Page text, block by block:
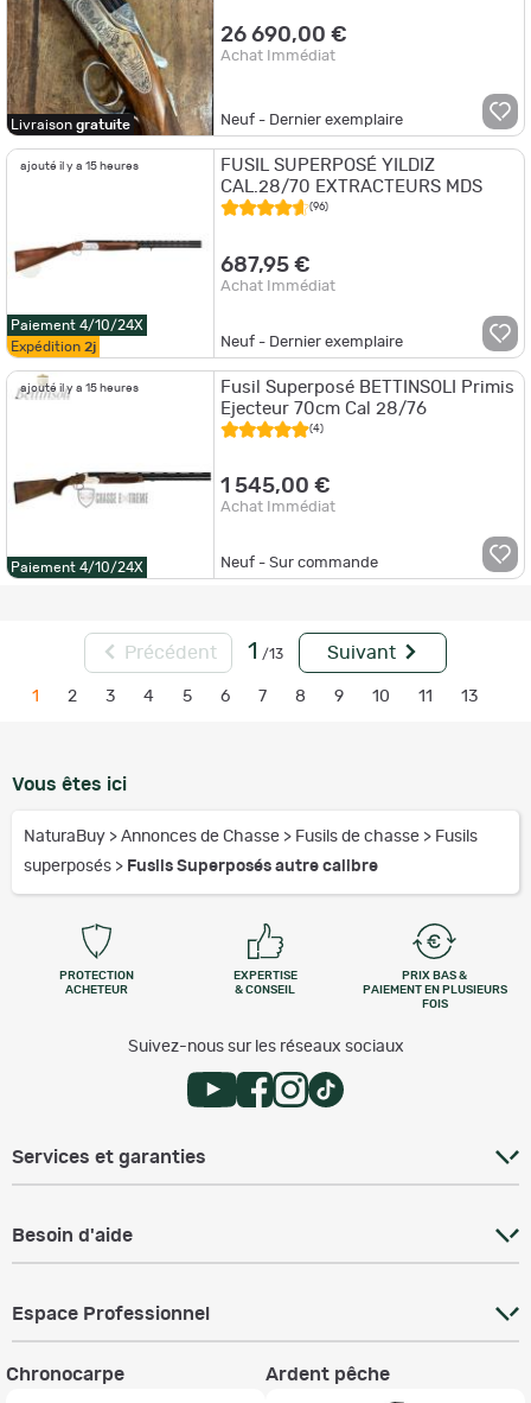
Livraison gratuite
26 690,00 €
Achat Immédiat
Neuf - Dernier exemplaire
ajouté il y a 15 heures
Paiement 4/10/24X
Expédition 2j
FUSIL SUPERPOSÉ YILDIZ
CAL.28/70 EXTRACTEURS MDS
(96)
687,95 €
Achat Immédiat
Neuf - Dernier exemplaire
ajouté il y a 15 heures
Paiement 4/10/24X
Fusil Superposé BETTINSOLI Primis
Ejecteur 70cm Cal 28/76
(4)
1 545,00 €
Achat Immédiat
Neuf - Sur commande
Précédent 1 /13 Suivant
1 2 3 4 5 6 7 8 9 10 11 13
Vous êtes ici
NaturaBuy > Annonces de Chasse > Fusils de chasse > Fusils
superposés > Fusils Superposés autre calibre
PROTECTION
ACHETEUR
EXPERTISE
& CONSEIL
PRIX BAS &
PAIEMENT EN PLUSIEURS
FOIS
Suivez-nous sur les réseaux sociaux
Services et garanties
Besoin d'aide
Espace Professionnel
Chronocarpe Ardent pêche